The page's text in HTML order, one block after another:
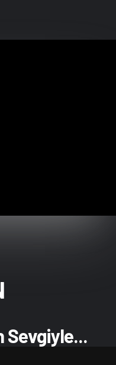
Sevgiyle...